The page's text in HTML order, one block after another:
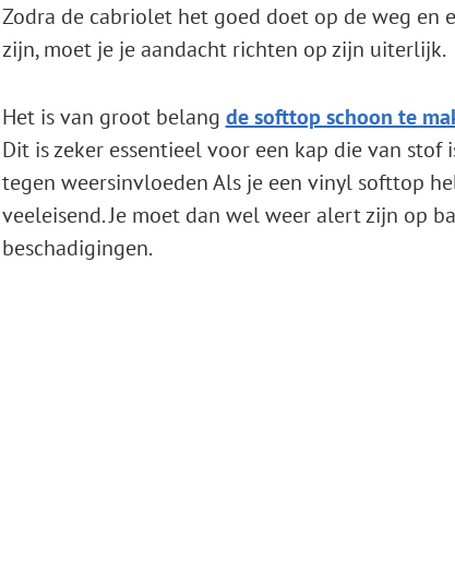
Zodra de cabriolet het goed doet op de weg en
zijn, moet je je aandacht richten op zijn uiterlijk.
Het is van groot belang de softtop schoon te
Dit is zeker essentieel voor een kap die van
tegen weersinvloeden Als je een vinyl softtop
veeleisend. Je moet dan wel weer alert zijn op
beschadigingen.